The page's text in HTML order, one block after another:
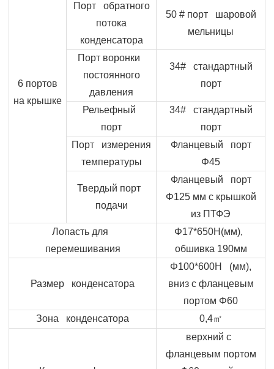
6 портов
на крышке
Порт обратного
потока
конденсатора
50 # порт шаровой
мельницы
Порт воронки
постоянного
давления
34# стандартный
порт
Рельефный
порт
34# стандартный
порт
Порт измерения
температуры
Фланцевый порт
Φ45
Твердый порт
подачи
Фланцевый порт
Φ125 мм с крышкой
из ПТФЭ
Лопасть для
перемешивания
Φ17*650H(мм),
обшивка 190мм
Размер конденсатора
Φ100*600H (мм),
вниз с фланцевым
портом Φ60
Зона конденсатора
0,4㎡
верхний с
фланцевым портом